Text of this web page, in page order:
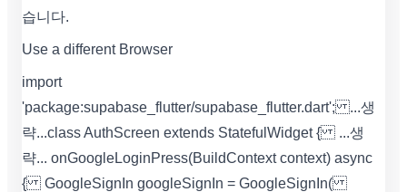
습니다.
Use a different Browser
import
'package:supabase_flutter/supabase_flutter.dart'; ...생
략... class AuthScreen extends StatefulWidget { ...생
략... onGoogleLoginPress(BuildContext context) async
{ GoogleSignIn googleSignIn = GoogleSignIn(